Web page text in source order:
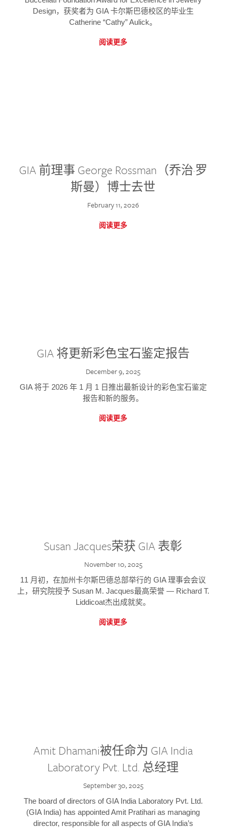
Design，获奖者为 GIA 卡尔斯巴德校区的毕业生
Catherine “Cathy” Aulick。
阅读更多
GIA 前理事 George Rossman（乔治·罗
斯曼）博士去世
February 11, 2026
阅读更多
GIA 将更新彩色宝石鉴定报告
December 9, 2025
GIA 将于 2026 年 1 月 1 日推出最新设计的彩色宝石鉴定
报告和新的服务。
阅读更多
Susan Jacques荣获 GIA 表彰
November 10, 2025
11 月初，在加州卡尔斯巴德总部举行的 GIA 理事会会议
上，研究院授予 Susan M. Jacques最高荣誉 — Richard T.
Liddicoat杰出成就奖。
阅读更多
Amit Dhamani被任命为 GIA India
Laboratory Pvt. Ltd. 总经理
September 30, 2025
The board of directors of GIA India Laboratory Pvt. Ltd.
(GIA India) has appointed Amit Pratihari as managing
director, responsible for all aspects of GIA India’s